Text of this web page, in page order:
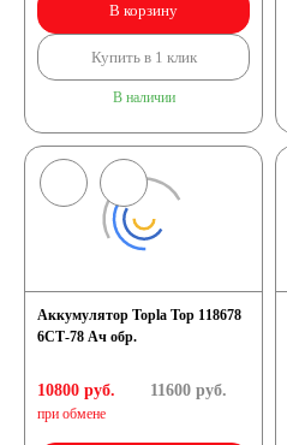
В корзину
Купить в 1 клик
В наличии
Аккумулятор Topla Top 118678
6СТ-78 Ач обр.
10800 руб.
при обмене
11600руб.